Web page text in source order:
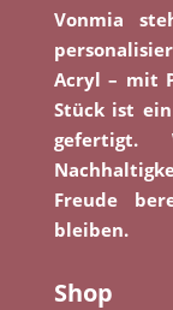
Vonmia
Acryl – mit
Stück ist
gefertigt.
Freude
bleiben.
Shop